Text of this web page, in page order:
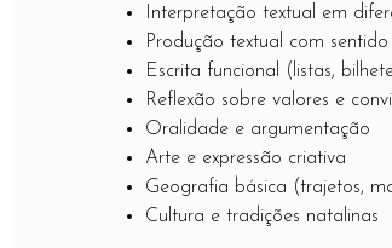
Interpretação textual em
Produção textual com
Escrita funcional (listas,
Reflexão sobre valores e
Oralidade e argumentação
Arte e expressão criativa
Geografia básica (trajetos,
Cultura e tradições natalinas